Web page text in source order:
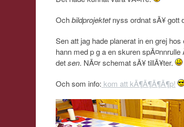
Ochbildprojektetnyss ordnat sÃ¥ gott
Sen att jag hade planerat in en grej
hann med p g a en skuren
detsen. NÃ¤r schemat sÃ¥ tillÃ¥ter.
Och som info: kom att kÃ¶Ã¶Ã¶Ã¶p!